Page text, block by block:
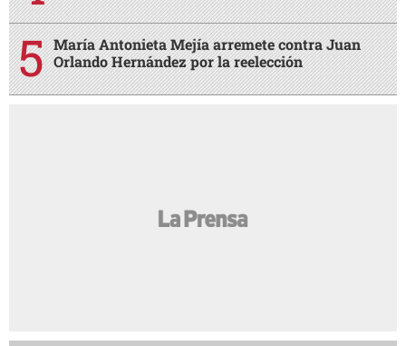
María Antonieta Mejía arremete contra Juan
Orlando Hernández por la reelección